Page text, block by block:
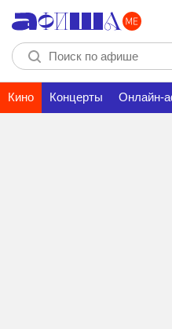
Кино Концерты Онлайн-